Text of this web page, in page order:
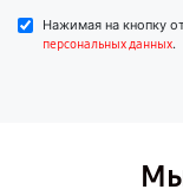
Нажимая на кнопку
персональных данных.